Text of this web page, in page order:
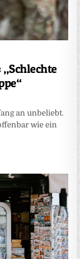
an unbeliebt.
wie ein